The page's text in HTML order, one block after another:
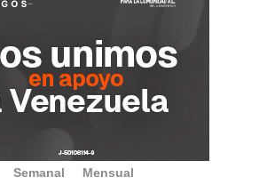
Semanal Mensual